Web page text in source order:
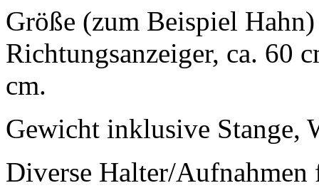
Größe (zum Beispiel
Richtungsanzeiger, ca. 60
cm.
Gewicht inklusive Stange,
Diverse Halter/